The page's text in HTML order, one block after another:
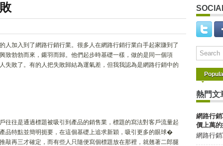
人加入到了網路行銷行業。很多人在網路行銷行業白手起家賺到了
致勃勃而來，鎩羽而歸。他們起步時基礎一樣，做的是同一個項
失敗了。有的人把失敗歸結為運氣差，但我我認為是網路行銷中的
往往是通過標題被吸引到產品的銷售業，標題的寫法對客戶流量起
品特點並簡明扼要，在這個基礎上追求新穎，吸引更多的眼球�
再三才確定，而有些人只隨便寫個標題放在那裡，就翹著二郎腿
熱門文
網路行
價上萬
網路行